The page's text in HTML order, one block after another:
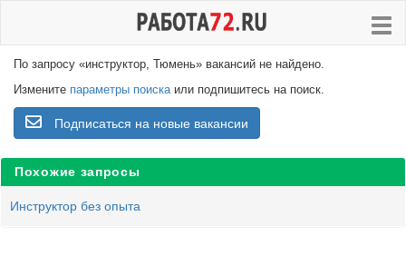
По запросу «инструктор, Тюмень» вакансий не найдено.
Измените параметры поискаили подпишитесь на поиск.
Подписаться на новые вакансии
Похожие запросы
Инструктор без опыта